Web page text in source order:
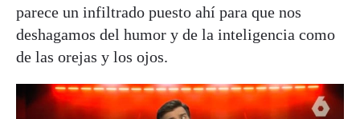
parece un infiltrado puesto ahí para que nos
deshagamos del humor y de la inteligencia como
de las orejas y los ojos.